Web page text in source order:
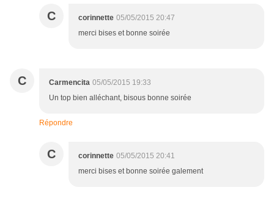
C corinnette 05/05/2015 20:47
merci bises et bonne soirée
C Carmencita 05/05/2015 19:33
Un top bien alléchant, bisous bonne soirée
Répondre
C corinnette 05/05/2015 20:41
merci bises et bonne soirée galement